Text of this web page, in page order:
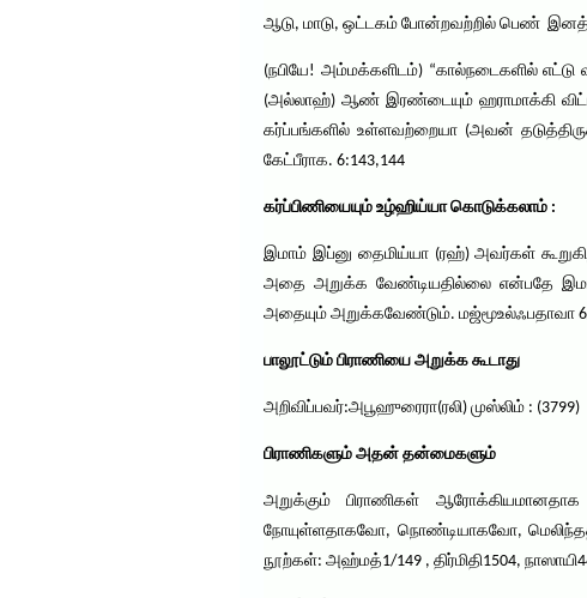
ஆடு, மாடு, ஒட்டகம் போன்றவற்றில் பெண்
(நபியே! அம்மக்களிடம்) “கால்நடைகளில்
(அல்லாஹ்) ஆண் இரண்டையும் ஹராமாக்கி
கர்ப்பங்களில் உள்ளவற்றையா (அவன்
கேட்பீராக. 6:143,144
கர்ப்பிணியையும் உழ்ஹிய்யா கொடுக்கலாம் :
இமாம் இப்னு தைமிய்யா (ரஹ்) அவர்கள்
அதை அறுக்க வேண்டியதில்லை என்பதே
அதையும் அறுக்கவேண்டும். மஜ்மூஉல்ஃபதாவா
பாலூட்டும் பிராணியை அறுக்க கூடாது
அறிவிப்பவர்:அபூஹுரைரா(ரலி) முஸ்லிம் : (3799)
பிராணிகளும் அதன் தன்மைகளும்
அறுக்கும் பிராணிகள்
நோயுள்ளதாகவோ, நொண்டியாகவோ,
நூற்கள்: அஹ்மத்1/149 , திர்மிதி1504,